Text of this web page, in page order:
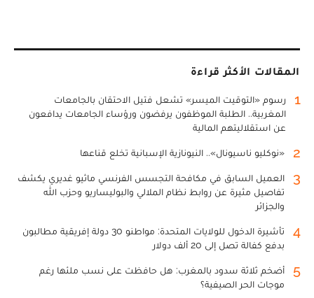
المقالات الأكثر قراءة
1
رسوم «التوقيت الميسر» تشعل فتيل الاحتقان بالجامعات
المغربية.. الطلبة الموظفون يرفضون ورؤساء الجامعات يدافعون
عن استقلاليتهم المالية
2 «نوكليو ناسيونال».. النيونازية الإسبانية تخلع قناعها
3
العميل السابق في مكافحة التجسس الفرنسي ماثيو غديري يكشف
تفاصيل مثيرة عن روابط نظام الملالي والبوليساريو وحزب الله
والجزائر
4
تأشيرة الدخول للولايات المتحدة: مواطنو 30 دولة إفريقية مطالبون
بدفع كفالة تصل إلى 20 ألف دولار
5
أضخم ثلاثة سدود بالمغرب: هل حافظت على نسب ملئها رغم
موجات الحر الصيفية؟